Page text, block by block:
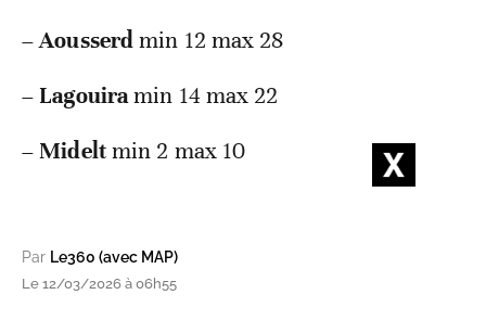
–Aousserdmin 12 max 28
–Lagouiramin 14 max 22
–Mideltmin 2 max 10
Par Le360 (avec MAP)
Le 12/03/2026 à 06h55